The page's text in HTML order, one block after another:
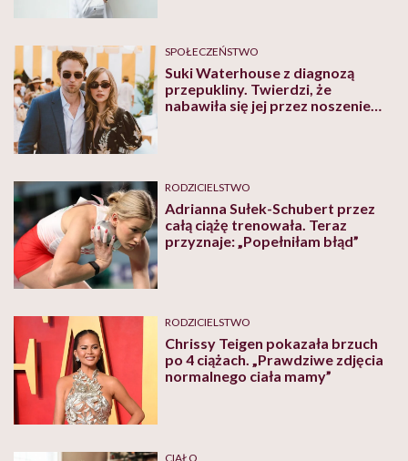
SPOŁECZEŃSTWO
Suki Waterhouse z diagnozą
przepukliny. Twierdzi, że
nabawiła się jej przez noszenie
RODZICIELSTWO
Adrianna Sułek-Schubert przez
całą ciążę trenowała. Teraz
przyznaje: „Popełniłam błąd”
RODZICIELSTWO
Chrissy Teigen pokazała brzuch
po 4 ciążach. „Prawdziwe zdjęcia
normalnego ciała mamy”
CIAŁO